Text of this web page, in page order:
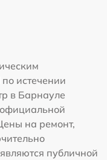
истечении
в Барнауле
на ремонт,
публичной